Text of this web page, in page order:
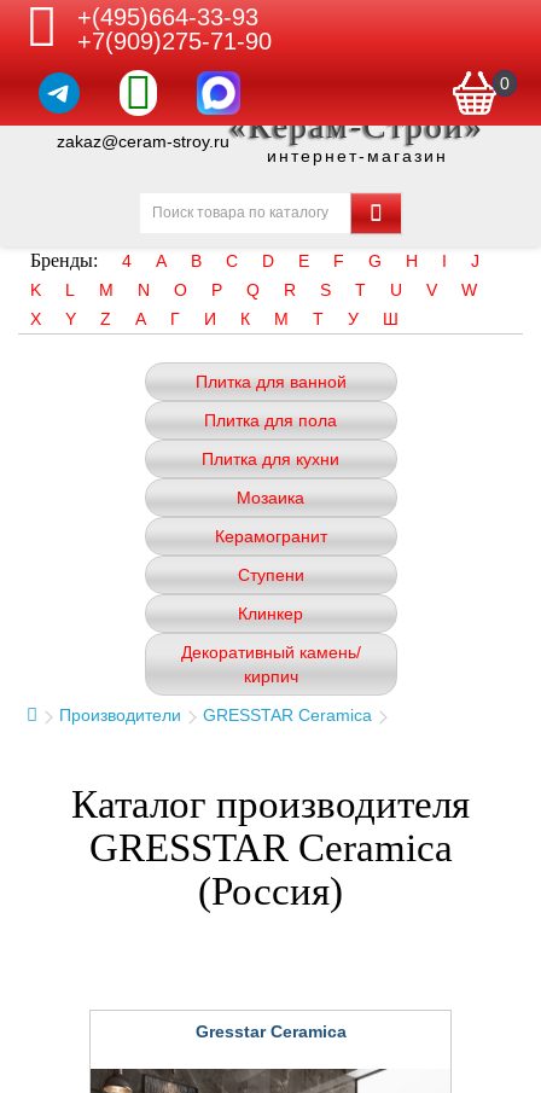
+(495)664-33-93
+7(909)275-71-90
0
zakaz@ceram-stroy.ru«Керам-Строй»
интернет-магазин
Бренды: 4 A B C D E F G H I
J
K
L M N O P Q R S T U V
W
X
Y Z А Г И К М Т У Ш
Плитка для ванной
Плитка для пола
Плитка для кухни
Мозаика
Керамогранит
Ступени
Клинкер
Декоративный камень/
кирпич
Производители
GRESSTAR Ceramica
Каталог производителя
GRESSTAR Ceramica
(Россия)
Gresstar Ceramica